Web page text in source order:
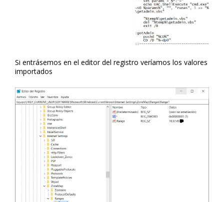
Si entrásemos en el editor del registro veríamos los valores
importados